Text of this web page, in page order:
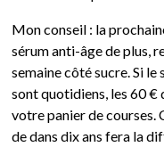
Mon conseil : la
sérum anti-âge de plus,
semaine côté sucre. Si
sont quotidiens, les 60 €
votre panier de courses.
de dans dix ans fera la